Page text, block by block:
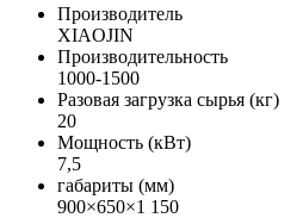
Производитель
XIAOJIN
Производительность
1000-1500
Разовая загрузка сырья (кг)
20
Мощность (кВт)
7,5
габариты (мм)
900×650×1 150